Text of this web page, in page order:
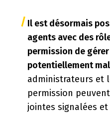
Il est désormais
agents avec des
permission de
potentiellement
administrateurs et
permission
jointes signalées